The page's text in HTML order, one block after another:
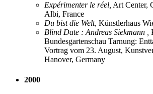
Expérimenter le réel, Art Center,
Albi, France
Du bist die Welt, Künstlerhaus
Blind Date : Andreas Siekmann ,
Bundesgartenschau Tarnung:
Vortrag vom 23. August,
Hanover, Germany
2000